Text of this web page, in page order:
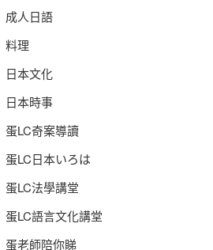
成人日語
料理
日本文化
日本時事
蛋LC奇案導讀
蛋LC日本いろは
蛋LC法學講堂
蛋LC語言文化講堂
蛋老師陪你睇